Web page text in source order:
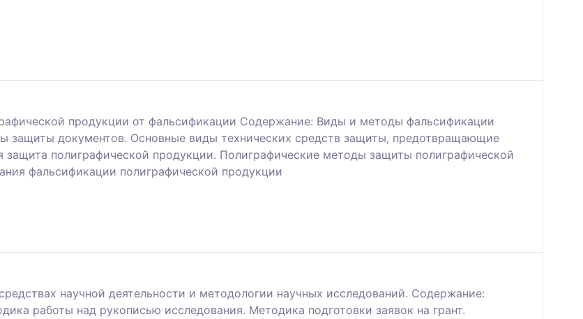
продукции от фальсификации Содержание: Виды и методы фальсификации
защиты документов. Основные виды технических средств защиты, предотвращающие
полиграфической продукции. Полиграфические методы защиты полиграфической
фальсификации полиграфической продукции
научной деятельности и методологии научных исследований. Содержание:
работы над рукописью исследования. Методика подготовки заявок на грант.